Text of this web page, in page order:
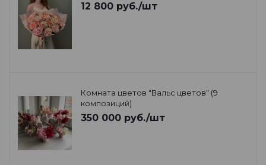
12 800 руб./шт
Комната цветов "Вальс цветов" (9
композиций)
350 000 руб./шт